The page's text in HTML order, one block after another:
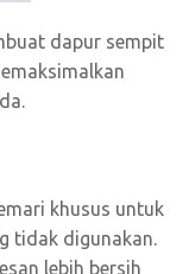
dapur sempit
khusus untuk
tidak digunakan.
lebih bersih